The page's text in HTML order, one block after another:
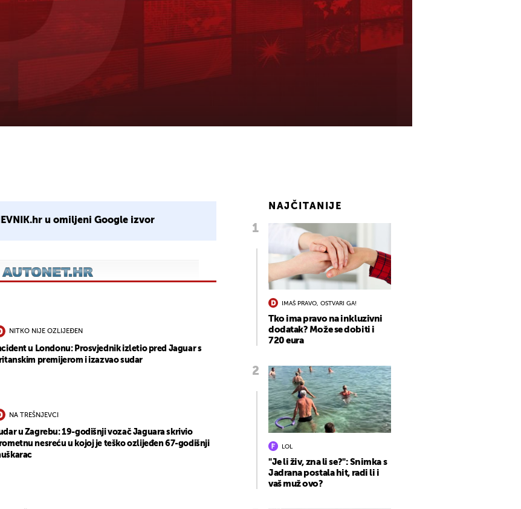
u omiljeni Google izvor
NITKO NIJE OZLIJEĐEN
u Londonu: Prosvjednik izletio pred Jaguar s
premijerom i izazvao sudar
NA TREŠNJEVCI
u Zagrebu: 19-godišnji vozač Jaguara skrivio
nesreću u kojoj je teško ozlijeđen 67-godišnji
NAJČITANIJE
IMAŠ PRAVO, OSTVARI GA!
Tko ima pravo na inkluzivni
dodatak? Može se dobiti i
720 eura
LOL
"Je li živ, zna li se?": Snimka s
Jadrana postala hit, radi li i
vaš muž ovo?